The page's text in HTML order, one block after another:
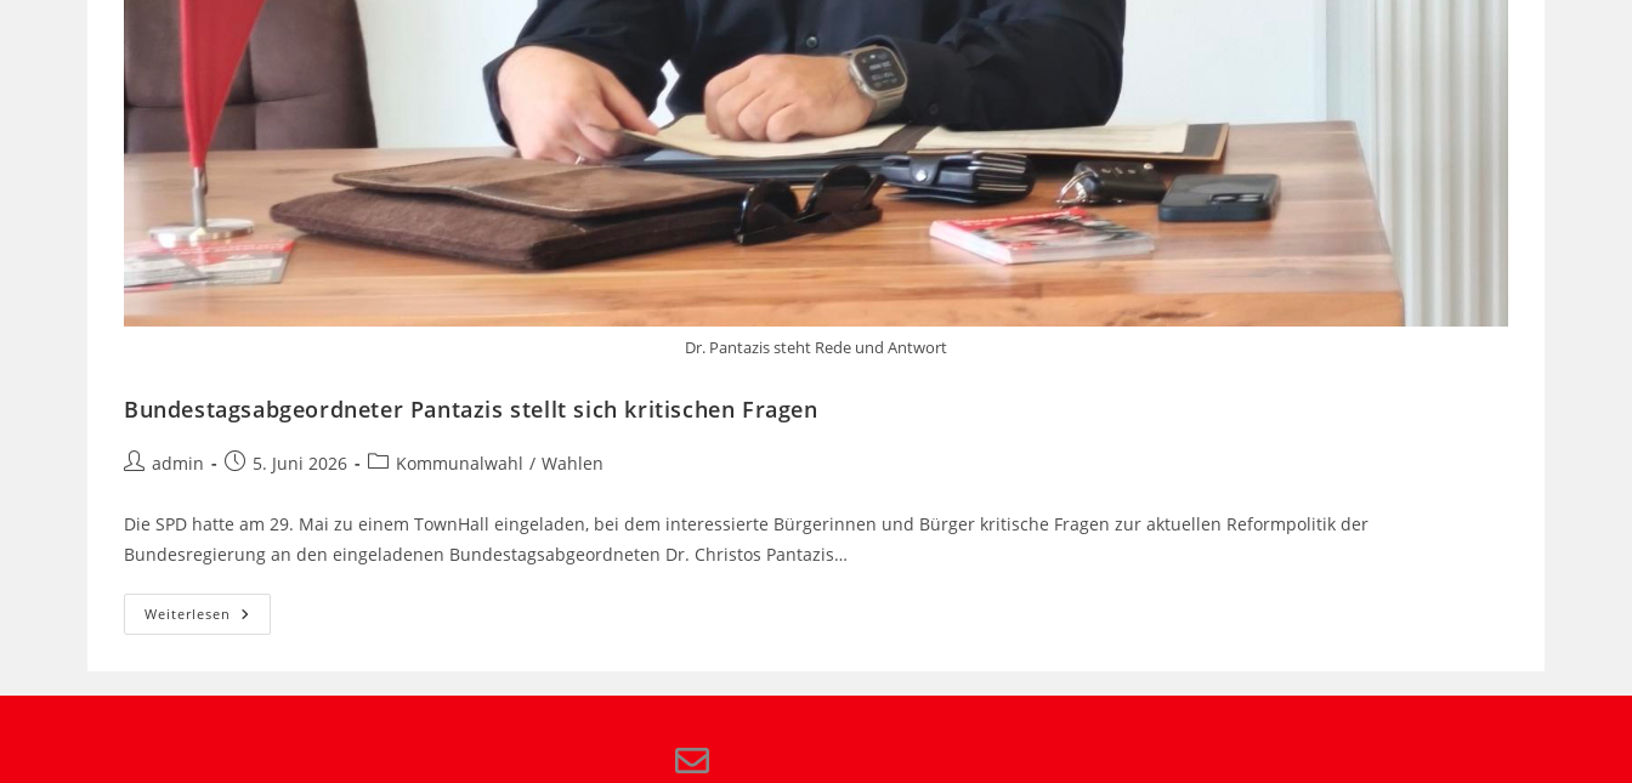
Dr. Pantazis steht Rede und Antwort
Bundestagsabgeordneter Pantazis stellt sich kritischen Fragen
admin 5. Juni 2026 Kommunalwahl / Wahlen
Die SPD hatte am 29. Mai zu einem TownHall eingeladen, bei dem interessierte Bürgerinnen und Bürger kritische Fragen zur aktuellen Reformpolitik der
Bundesregierung an den eingeladenen Bundestagsabgeordneten Dr. Christos Pantazis…
Weiterlesen